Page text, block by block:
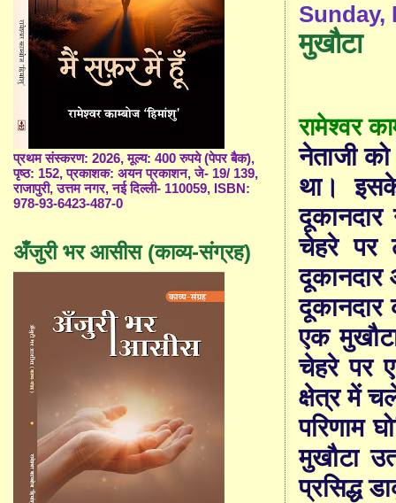
Sunday,
मुखौटा
रामेश्वर
नेताजी
था।
चेहरे पर
दूकानदार
एक
चेहरे पर
क्षेत्र में
परिणाम
मुखौटा
प्रसिद्ध
प्रथम संस्करण: 2026, मूल्य: 400 रुपये (पेपर बैक),
पृष्ठ: 152, प्रकाशक: अयन प्रकाशन, जे- 19/ 139,
राजापुरी, उत्तम नगर, नई दिल्ली- 110059, ISBN:
978-93-6423-487-0
अँजुरी भर आसीस (काव्य-संग्रह)